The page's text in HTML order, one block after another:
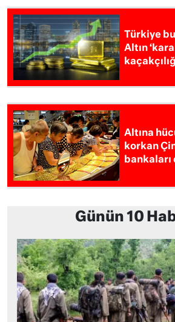
Türkiye
Altın
Altına
korkan
bankaları
Günün 10